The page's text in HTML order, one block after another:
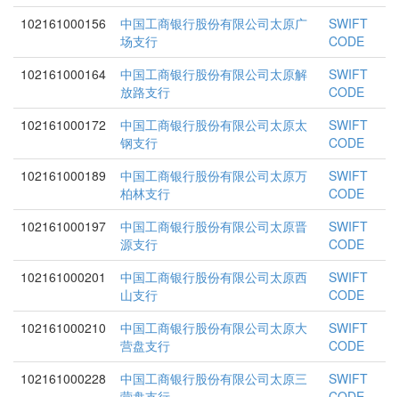
102161000156
中国工商银行股份有限公司太原广
场支行
SWIFT
CODE
102161000164
中国工商银行股份有限公司太原解
放路支行
SWIFT
CODE
102161000172
中国工商银行股份有限公司太原太
钢支行
SWIFT
CODE
102161000189
中国工商银行股份有限公司太原万
柏林支行
SWIFT
CODE
102161000197
中国工商银行股份有限公司太原晋
源支行
SWIFT
CODE
102161000201
中国工商银行股份有限公司太原西
山支行
SWIFT
CODE
102161000210
中国工商银行股份有限公司太原大
营盘支行
SWIFT
CODE
102161000228
中国工商银行股份有限公司太原三
SWIFT